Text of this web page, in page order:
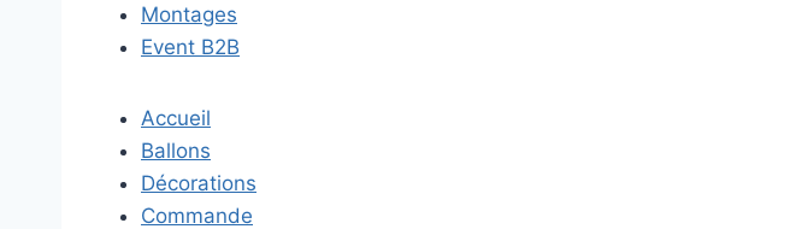
Montages
Event B2B
Accueil
Ballons
Décorations
Commande